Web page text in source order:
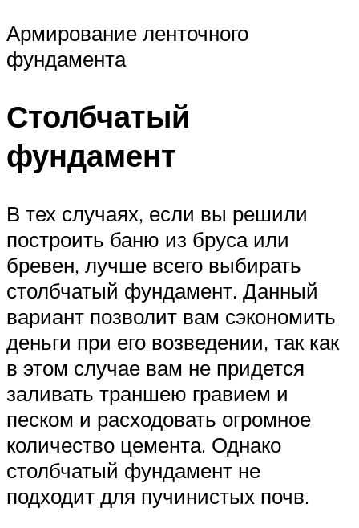
Армирование ленточного
фундамента
Столбчатый
фундамент
В тех случаях, если вы решили
построить баню из бруса или
бревен, лучше всего выбирать
столбчатый фундамент. Данный
вариант позволит вам сэкономить
деньги при его возведении, так как
в этом случае вам не придется
заливать траншею гравием и
песком и расходовать огромное
количество цемента. Однако
столбчатый фундамент не
подходит для пучинистых почв.